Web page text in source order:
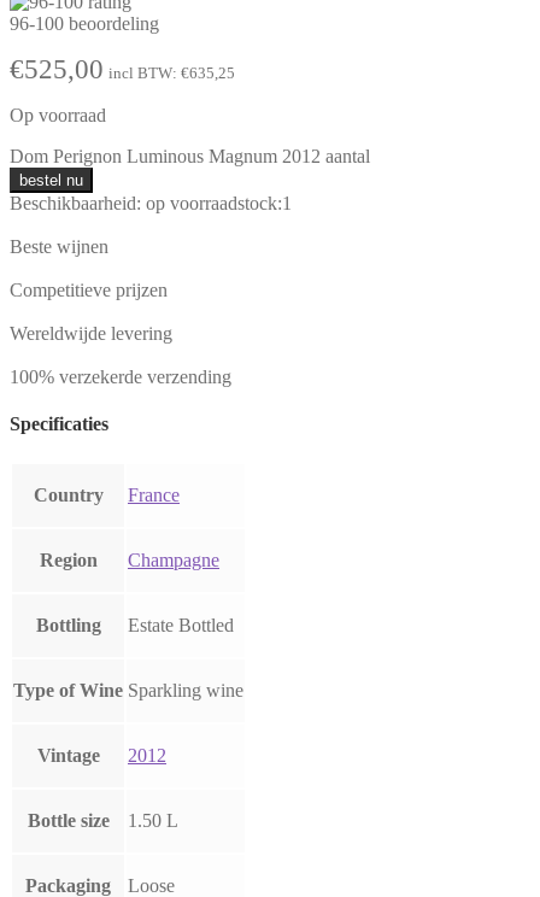
96-100 beoordeling
€525,00 incl BTW: €635,25
Op voorraad
Dom Perignon Luminous Magnum 2012 aantal
bestel nu
Beschikbaarheid: op voorraadstock:1
Beste wijnen
Competitieve prijzen
Wereldwijde levering
100% verzekerde verzending
Specificaties
Country France
Region Champagne
Bottling Estate Bottled
Type of Wine Sparkling wine
Vintage 2012
Bottle size 1.50 L
Packaging Loose